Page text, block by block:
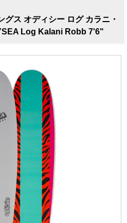
グス オディシー ログ カラニ・
Log Kalani Robb 7'6"